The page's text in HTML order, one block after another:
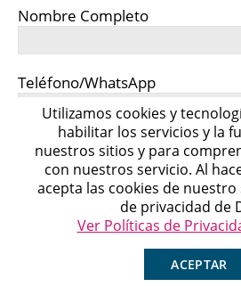
Nombre Completo
Teléfono/WhatsApp
Correo Electrónico
Cuéntenos su caso
Utilizamos cookies y
habilitar los servicios y la
nuestros sitios y para
con nuestros servicio. Al
acepta las cookies de
de privacidad de
Ver Políticas de
ACEPTAR